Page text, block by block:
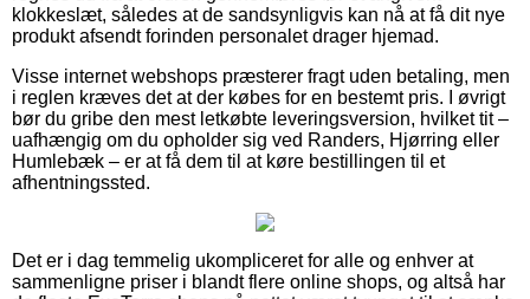
klokkeslæt, således at de sandsynligvis kan nå at få dit nye
produkt afsendt forinden personalet drager hjemad.
Visse internet webshops præsterer fragt uden betaling, men
i reglen kræves det at der købes for en bestemt pris. I øvrigt
bør du gribe den mest letkøbte leveringsversion, hvilket tit –
uafhængig om du opholder sig ved Randers, Hjørring eller
Humlebæk – er at få dem til at køre bestillingen til et
afhentningssted.
Det er i dag temmelig ukompliceret for alle og enhver at
sammenligne priser i blandt flere online shops, og altså har